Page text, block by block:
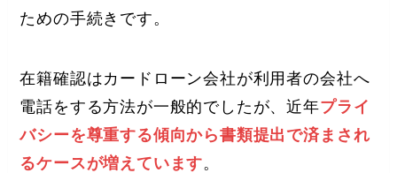
ための手続きです。
在籍確認はカードローン会社が利用者の会社へ
電話をする方法が一般的でしたが、近年プライ
バシーを尊重する傾向から書類提出で済まされ
るケースが増えています。